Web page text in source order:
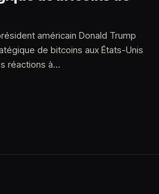
américain Donald Trump
de bitcoins aux États-Unis
réactions à…